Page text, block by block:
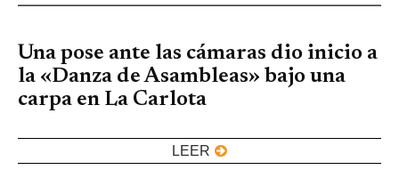
Una pose ante las cámaras dio inicio a
la «Danza de Asambleas» bajo una
carpa en La Carlota
LEER